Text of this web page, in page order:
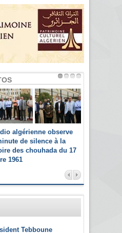
algérienne observe
de silence à la
des chouhada du 17
1961
Tebboune